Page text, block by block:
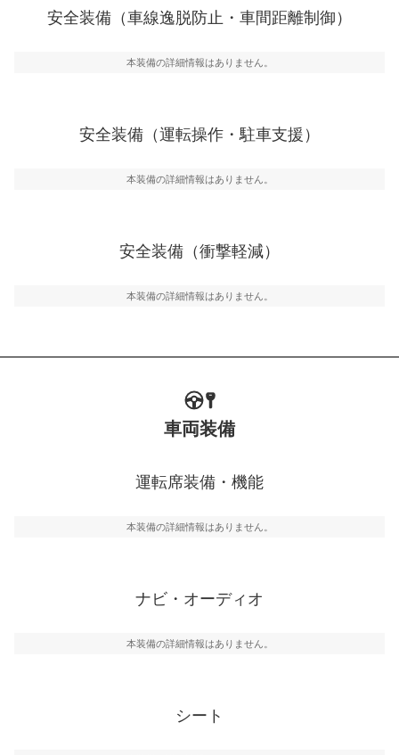
車線逸脱防止
車線のはみだしやふらつきを防止するためにレーンキー
運転・駐車支援
グ・アシストやサイドブラインドモニターなどが装備さ
万が一車体が衝撃を受けたときに、運転者・同乗者を守
るSRSエアバッグシステム、プリテンショナーシートベ
安全装備（車線逸脱防止・車間距離制御）
本装備の詳細情報はありません。
安全装備（運転操作・駐車支援）
本装備の詳細情報はありません。
安全装備（衝撃軽減）
本装備の詳細情報はありません。
車両装備
運転席装備・機能
本装備の詳細情報はありません。
ナビ・オーディオ
本装備の詳細情報はありません。
シート